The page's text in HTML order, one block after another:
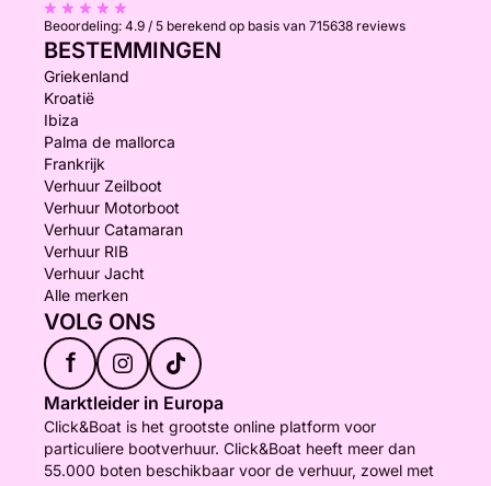
Beoordeling: 4.9 / 5 berekend op basis van 715638 reviews
BESTEMMINGEN
Griekenland
Kroatië
Ibiza
Palma de mallorca
Frankrijk
Verhuur Zeilboot
Verhuur Motorboot
Verhuur Catamaran
Verhuur RIB
Verhuur Jacht
Alle merken
VOLG ONS
f
Marktleider in Europa
Click&Boat is het grootste online platform voor
particuliere bootverhuur. Click&Boat heeft meer dan
55.000 boten beschikbaar voor de verhuur, zowel met